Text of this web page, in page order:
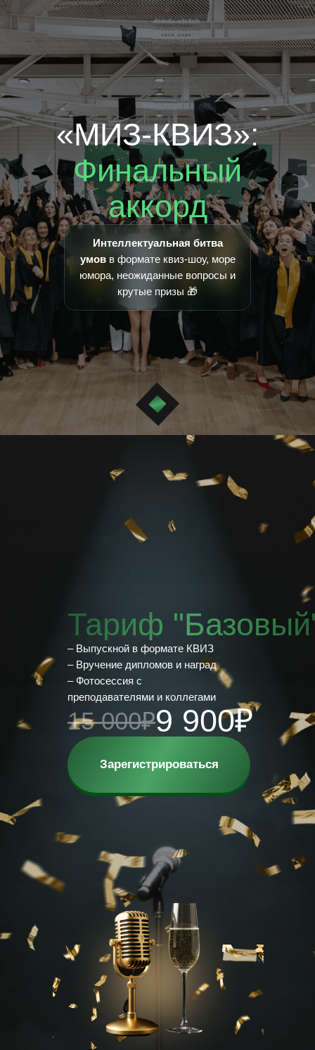
«МИЗ-КВИЗ»:
Финальный
аккорд
Интеллектуальная битва
умовв формате квиз-шоу, море
юмора, неожиданные вопросы и
крутые призы 🎁
Тариф
– Выпускной в формате КВИЗ
– Вручение дипломов и наград
– Фотосессия с
преподавателями и коллегами
15 000₽9 900₽
Зарегистрироваться